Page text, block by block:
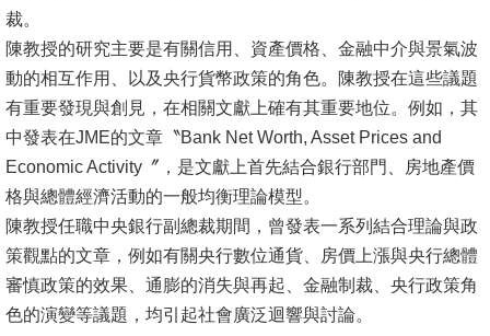
公
告
國
際
化
高
教
深
耕
裁。
陳教授的研究主要是有關信用、資產價格、金融中介與景氣波
動的相互作用、以及央行貨幣政策的角色。陳教授在這些議題
有重要發現與創見，在相關文獻上確有其重要地位。例如，其
中發表在JME的文章〝Bank Net Worth, Asset Prices and
Economic Activity〞，是文獻上首先結合銀行部門、房地產價
格與總體經濟活動的一般均衡理論模型。
陳教授任職中央銀行副總裁期間，曾發表一系列結合理論與政
策觀點的文章，例如有關央行數位通貨、房價上漲與央行總體
審慎政策的效果、通膨的消失與再起、金融制裁、央行政策角
色的演變等議題，均引起社會廣泛迴響與討論。